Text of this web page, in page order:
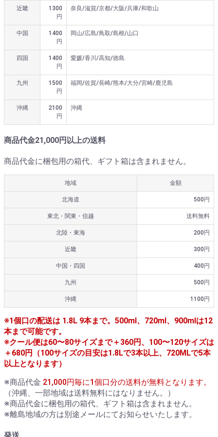
近畿
1300
円
奈良/滋賀/京都/大阪/兵庫/和歌山
中国
1400
円
岡山/広島/鳥取/島根/山口
四国
1400
円
愛媛/香川/高知/徳島
九州
1500
円
福岡/佐賀/長崎/熊本/大分/宮崎/鹿児島
沖縄
2100
円
沖縄
商品代金21,000円以上の送料
商品代金に梱包用の箱代、ギフト箱は含まれません。
地域 金額
北海道 500円
東北・関東・信越 送料無料
北陸・東海 200円
近畿 300円
中国・四国 400円
九州 500円
沖縄 1100円
※1個口の配送は 1.8L 9本まで。500ml、720ml、900mlは12
本まで可能です。
※クール便は60〜80サイズまで＋360円、100〜120サイズは
＋680円（100サイズの目安は1.8Lで3本以上、720MLで5本
以上となります）
※商品代金 21,000円毎に1個口分の送料が無料となります。
（沖縄、一部地域は送料無料にはなりません。）
※商品代金に梱包用の箱代、ギフト箱は含まれません。
※離島地域の方は別途メールにてお知らせいたします。